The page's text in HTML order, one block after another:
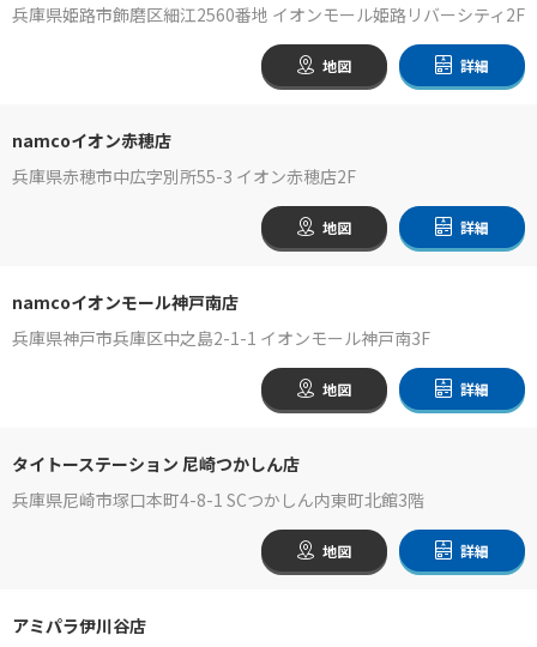
兵庫県姫路市飾磨区細江2560番地 イオンモール姫路リバーシティ2F
地図 詳細
namcoイオン赤穂店
兵庫県赤穂市中広字別所55-3 イオン赤穂店2F
地図 詳細
namcoイオンモール神戸南店
兵庫県神戸市兵庫区中之島2-1-1 イオンモール神戸南3F
地図 詳細
タイトーステーション 尼崎つかしん店
兵庫県尼崎市塚口本町4-8-1 SCつかしん内東町北館3階
地図 詳細
アミパラ伊川谷店